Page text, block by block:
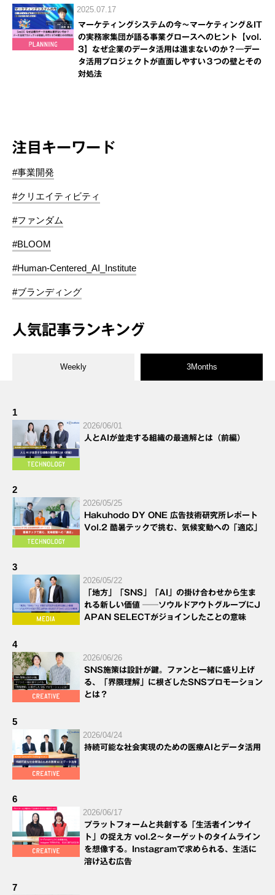
2025.07.17
マーケティングシステムの今～マーケティング＆IT
の実務家集団が語る事業グロースへのヒント【vol.
3】なぜ企業のデータ活用は進まないのか？―デー
タ活用プロジェクトが直面しやすい３つの壁とその
対処法
注目キーワード
#事業開発
#クリエイティビティ
#ファンダム
#BLOOM
#Human-Centered_AI_Institute
#ブランディング
人気記事ランキング
Weekly 3Months
1
2026/06/01
人とAIが並走する組織の最適解とは（前編）
2
2026/05/25
Hakuhodo DY ONE 広告技術研究所レポート
Vol.2 酷暑テックで挑む、気候変動への「適応」
3
2026/05/22
「地方」「SNS」「AI」の掛け合わせから生ま
れる新しい価値 ──ソウルドアウトグループにJ
APAN SELECTがジョインしたことの意味
4
2026/06/26
SNS施策は設計が鍵。ファンと一緒に盛り上げ
る、「界隈理解」に根ざしたSNSプロモーション
とは？
5
2026/04/24
持続可能な社会実現のための医療AIとデータ活用
6
2026/06/17
プラットフォームと共創する「生活者インサイ
ト」の捉え方 vol.2～ターゲットのタイムライン
を想像する。Instagramで求められる、生活に
溶け込む広告
7